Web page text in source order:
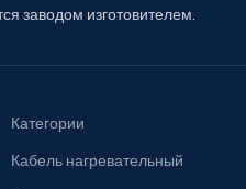
заводом изготовителем.
Категории
Кабель нагревательный